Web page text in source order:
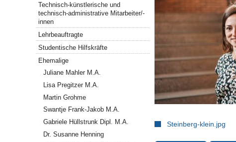
Steinberg-klein.jpg
Technisch-künstlerische und
technisch-administrative Mitarbeiter/-
innen
Lehrbeauftragte
Studentische Hilfskräfte
Ehemalige
Juliane Mahler M.A.
Lisa Pregitzer M.A.
Martin Grohme
Swantje Frank-Jakob M.A.
Gabriele Hüllstrunk Dipl. M.A.
Dr. Susanne Henning